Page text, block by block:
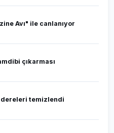
Avı" ile canlanıyor
çıkarması
dereleri temizlendi